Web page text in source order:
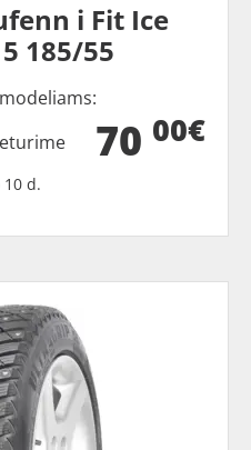
i Fit Ice
185/55
70 00€
d.